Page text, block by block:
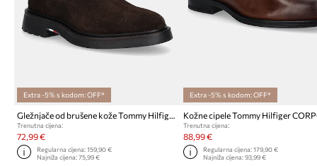
Extra -5% s kodom: OFF*
Gležnjače od brušene kože Tommy Hilfiger COMFORT LWT SDE CHELSEA
Trenutna cijena:
72,99 €
Regularna cijena:159,90 €
Najniža cijena:75,99 €
Extra -5% s kodom: OFF*
Trenutna cijena:
88,99 €
Regularna cijena: 179,90 €
Najniža cijena: 93,99 €